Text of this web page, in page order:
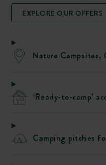
EXPLORE OUR OFFERS
Nature Campsites,
‘Ready-to-camp’
Camping pitches